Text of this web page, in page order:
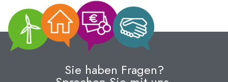
Sie haben Fragen?